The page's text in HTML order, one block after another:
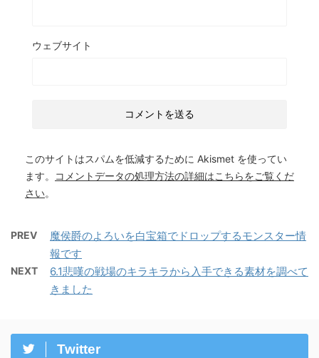
ウェブサイト
このサイトはスパムを低減するために Akismet を使ってい
ます。
コメントデータの処理方法の詳細はこちらをご覧くだ
さい。
PREV
魔侯爵のよろいを白宝箱でドロップするモンスター情
報です
NEXT
6.1悲嘆の戦場のキラキラから入手できる素材を調べて
きました
Twitter